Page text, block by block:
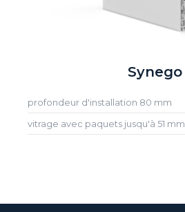
Synego
profondeur d'installation 80 mm
vitrage avec paquets jusqu'à 51 mm